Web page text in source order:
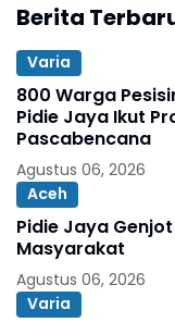
Berita
Varia
800 Warga
Pidie Jaya Ikut
Pascabencana
Agustus 06, 2026
Aceh
Pidie Jaya
Masyarakat
Agustus 06, 2026
Varia